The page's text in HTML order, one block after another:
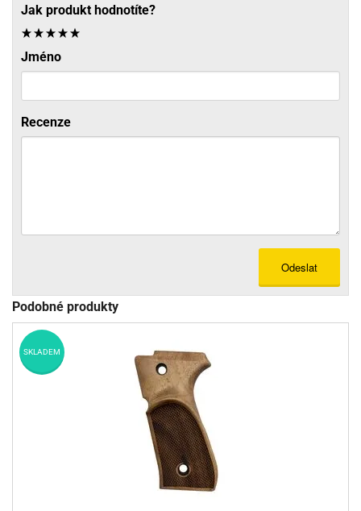
Jak produkt hodnotíte?
Jméno
Recenze
Odeslat
Podobné produkty
SKLADEM